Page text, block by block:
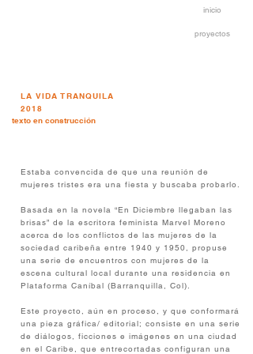
inicio
proyectos
LA VIDA TRANQUILA
2018
texto en construcción
Estaba convencida de que una reunión de
mujeres tristes era una fiesta y buscaba probarlo.
Basada en la novela “En Diciembre llegaban las
brisas” de la escritora feminista Marvel Moreno
acerca de los conflictos de las mujeres de la
sociedad caribeña entre 1940 y 1950, propuse
una serie de encuentros con mujeres de la
escena cultural local durante una residencia en
Plataforma Caníbal (Barranquilla, Col).
Este proyecto, aún en proceso, y que conformará
una pieza gráfica/ editorial; consiste en una serie
de diálogos, ficciones e imágenes en una ciudad
en el Caribe, que entrecortadas configuran una